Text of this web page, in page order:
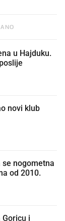
u Hajduku.
novi klub
nogometna
od 2010.
Goricu i